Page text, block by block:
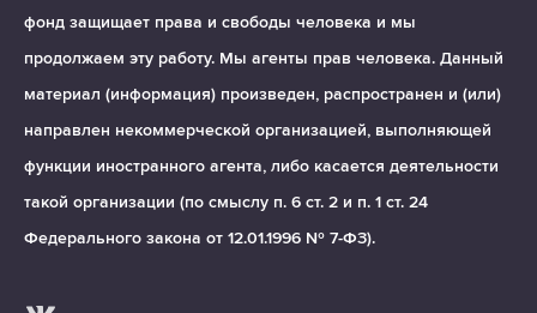
фонд защищает права и свободы человека и мы
продолжаем эту работу. Мы агенты прав человека. Данный
материал (информация) произведен, распространен и (или)
направлен некоммерческой организацией, выполняющей
функции иностранного агента, либо касается деятельности
такой организации (по смыслу п. 6 ст. 2 и п. 1 ст. 24
Федерального закона от 12.01.1996 № 7-ФЗ).